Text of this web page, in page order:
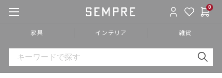
0
家具 インテリア 雑貨